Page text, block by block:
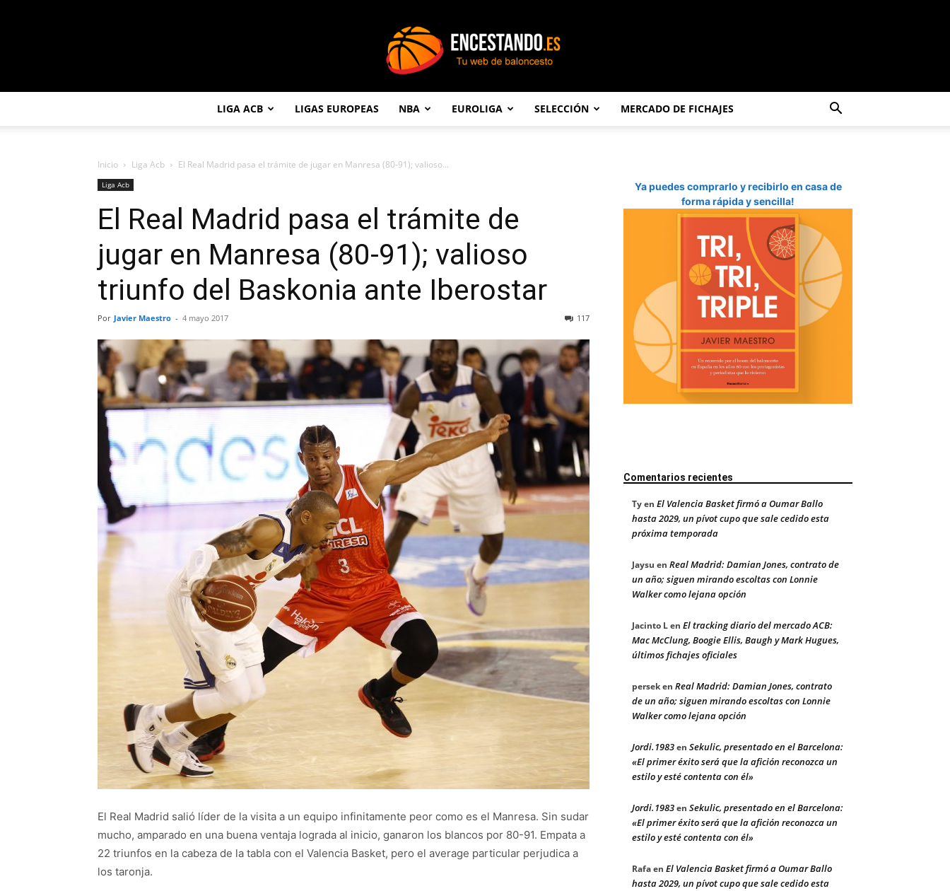
LIGA ACB LIGAS EUROPEAS NBA EUROLIGA SELECCIÓN MERCADO DE FICHAJES
Inicio Liga Acb El Real Madrid pasa el trámite de jugar en Manresa (80-91); valioso...
Liga Acb
El Real Madrid pasa el trámite de
jugar en Manresa (80-91); valioso
triunfo del Baskonia ante Iberostar
Por Javier Maestro - 4 mayo 2017 117
El Real Madrid salió líder de la visita a un equipo infinitamente peor como es el Manresa. Sin sudar
mucho, amparado en una buena ventaja lograda al inicio, ganaron los blancos por 80-91. Empata a
22 triunfos en la cabeza de la tabla con el Valencia Basket, pero el average particular perjudica a
los taronja.
Ya puedes comprarlo y recibirlo en casa de
forma rápida y sencilla!
Comentarios recientes
Tyen El Valencia Basket firmó a Oumar Ballo
hasta 2029, un pívot cupo que sale cedido esta
próxima temporada
Jaysu en Real Madrid: Damian Jones, contrato de
un año; siguen mirando escoltas con Lonnie
Walker como lejana opción
Jacinto Len El tracking diario del mercado ACB:
Mac McClung, Boogie Ellis, Baugh y Mark Hugues,
últimos fichajes oficiales
perseken Real Madrid: Damian Jones, contrato
de un año; siguen mirando escoltas con Lonnie
Walker como lejana opción
Jordi.1983en Sekulic, presentado en el Barcelona:
«El primer éxito será que la afición reconozca un
estilo y esté contenta con él»
Jordi.1983en Sekulic, presentado en el Barcelona:
«El primer éxito será que la afición reconozca un
estilo y esté contenta con él»
Rafaen El Valencia Basket firmó a Oumar Ballo
hasta 2029, un pívot cupo que sale cedido esta